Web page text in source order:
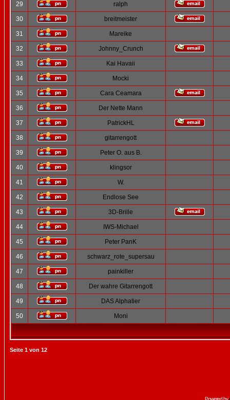
29 ralph
30 breitmeister
31 Mareike
32 Johnny_Crunch
33 Kai Havaii
34 Mocki
35 Cara Ceamara
36 Der Nette Mann
37 PatrickHL
38 gitarrengott
39 Peter O. aus B.
40 klingsor
41 W.
42 Endlose See
43 3D-Brille
44 IWS-Michael
45 Peter PanK
46 schwarz_rote_supersau
47 painkiller
48 Der wahre Gitarrengott
49 DAS Alphatier
50 Moni
Seite 1 von 12
Powered by